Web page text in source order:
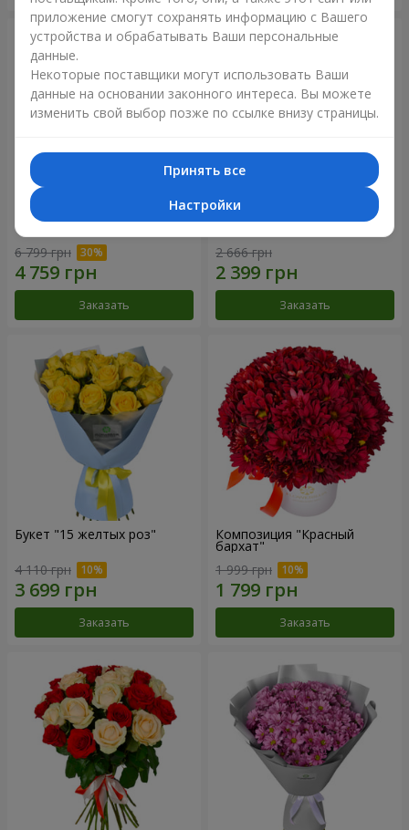
Букет "Крещатик"
6 799 грн
Заказать
Букет "Мы и лето"
2 666 грн
Заказать
Букет "15 желтых роз"
4 110 грн
Заказать
Композиция "Красный
бархат"
1 999 грн
Заказать
приложение смогут сохранять информацию с Вашего
устройства и обрабатывать Ваши персональные
данные.
Некоторые поставщики могут использовать Ваши
данные на основании законного интереса. Вы можете
изменить свой выбор позже по ссылке внизу страницы.
Принять все
Настройки